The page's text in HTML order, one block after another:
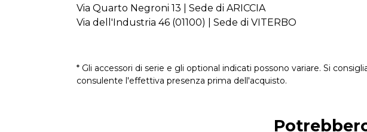
Via Quarto Negroni 13 | Sede di ARICCIA
Via dell'Industria 46 (01100) | Sede di VITERBO
* Gli accessori di serie e gli optional indicati possono variare. Si
consulente l'effettiva presenza prima dell'acquisto.